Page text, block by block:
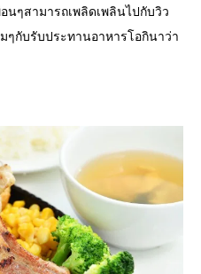
นๆสามารถเพลิดเพลินไปกับวิว
ๆกับรับประทานอาหารโอกินาว่า